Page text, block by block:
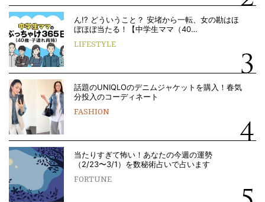
ん!? どういうこと？ 安堵から一転、女の勘はほ
ぼほぼ当たる！【中学生ママ（40…
LIFESTYLE
話題のUNIQLOのデニムジャケットを購入！春気
分投入のコーディネート
FASHION
当たりすぎて怖い！あなたの今週の運勢
（2/23〜3/1）を数秘術占いで占います
FORTUNE